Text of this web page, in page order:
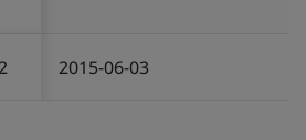
2015-06-03